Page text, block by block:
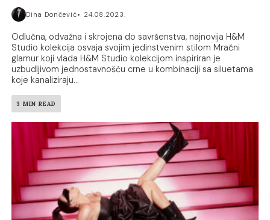
Dina Dončević 24.08.2023.
Odlučna, odvažna i skrojena do savršenstva, najnovija H&M
Studio kolekcija osvaja svojim jedinstvenim stilom Mračni
glamur koji vlada H&M Studio kolekcijom inspiriran je
uzbudljivom jednostavnošću crne u kombinaciji sa siluetama
koje kanaliziraju...
3 MIN READ